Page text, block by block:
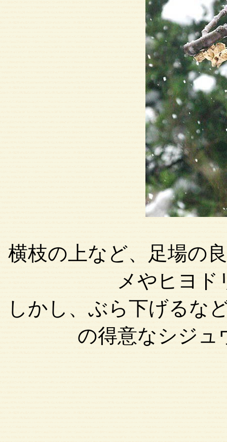
横枝の上など、足場の
メやヒヨド
しかし、ぶら下げるな
の得意なシジュ